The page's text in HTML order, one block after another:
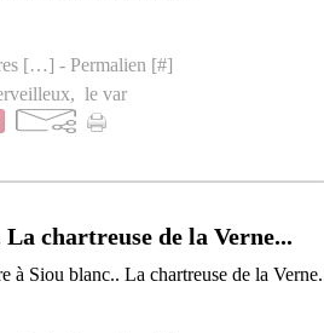
[…] - Permalien [#]
, le var
chartreuse de la Verne...